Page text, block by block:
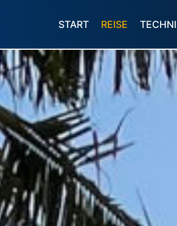
START REISE